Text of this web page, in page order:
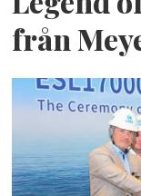
från